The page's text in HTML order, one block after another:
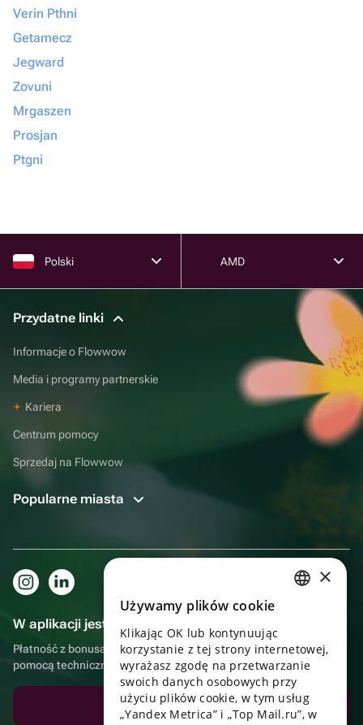
Verin Pthni
Getamecz
Jegward
Zovuni
Mrgaszen
Prosjan
Ptgni
Polski AMD
Przydatne linki
Informacje o Flowwow
Media i programy partnerskie
Kariera
Centrum pomocy
Sprzedaj na Flowwow
Popularne miasta
W aplikacji jest to jeszcze wygodniejsze!
Płatność z bonusami, samodzielna dostawa, wygodny czat z
pomocą techniczną
Pobierz aplikację
UKRAINIAN
PORTUGUESE
SPANISH
×
Używamy plików cookie
Klikając OK lub kontynuując
korzystanie z tej strony internetowej,
wyrażasz zgodę na przetwarzanie
swoich danych osobowych przy
użyciu plików cookie, w tym usług
„Yandex Metrica” i „Top Mail.ru”, w